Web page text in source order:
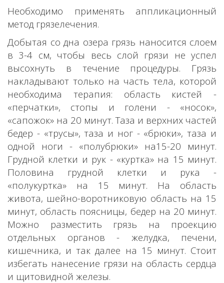
Необходимо применять аппликационный
метод грязелечения.
Добытая со дна озера грязь наносится слоем
в 3-4 см, чтобы весь слой грязи не успел
высохнуть в течение процедуры. Грязь
накладывают только на часть тела, которой
необходима терапия: область кистей -
«перчатки», стопы и голени - «носок»,
«сапожок» на 20 минут. Таза и верхних частей
бедер - «трусы», таза и ног - «брюки», таза и
одной ноги - «полубрюки» на15-20 минут.
Грудной клетки и рук - «куртка» на 15 минут.
Половина грудной клетки и рука -
«полукуртка» на 15 минут. На область
живота, шейно-воротниковую область на 15
минут, область поясницы, бедер на 20 минут.
Можно разместить грязь на проекцию
отдельных органов - желудка, печени,
кишечника, и так далее на 15 минут. Стоит
избегать нанесение грязи на область сердца
и щитовидной железы.